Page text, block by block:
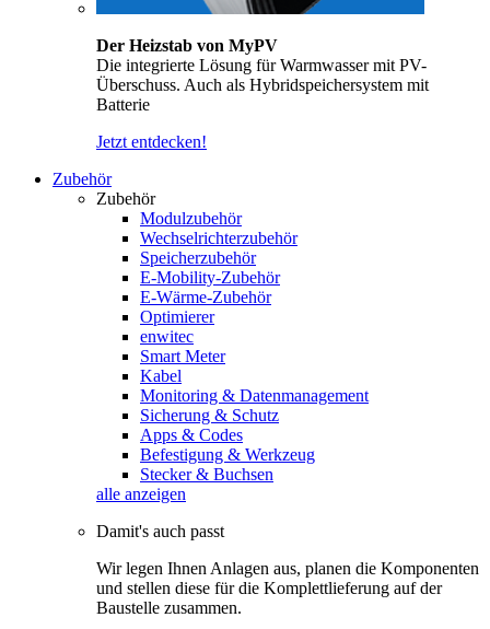
Der Heizstab von MyPV
Die integrierte Lösung für Warmwasser mit PV-
Überschuss. Auch als Hybridspeichersystem mit
Batterie
Jetzt entdecken!
Zubehör
Zubehör
Modulzubehör
Wechselrichterzubehör
Speicherzubehör
E-Mobility-Zubehör
E-Wärme-Zubehör
Optimierer
enwitec
Smart Meter
Kabel
Monitoring & Datenmanagement
Sicherung & Schutz
Apps & Codes
Befestigung & Werkzeug
Stecker & Buchsen
alle anzeigen
Damit's auch passt
Wir legen Ihnen Anlagen aus, planen die Komponenten
und stellen diese für die Komplettlieferung auf der
Baustelle zusammen.